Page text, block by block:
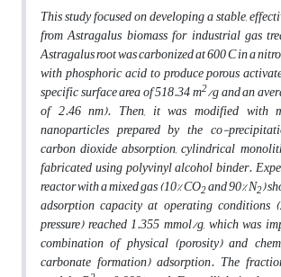
This study focused on developing a stable,
from Astragalus biomass for industrial gas
Astragalus root was carbonized at 600°C in a
with phosphoric acid to produce porous
specific surface area of 518.34 m2/g and an
of 2.46 nm). Then, it was modified with
nanoparticles prepared by the co-
carbon dioxide absorption, cylindrical
fabricated using polyvinyl alcohol binder.
reactor with a mixed gas (10% CO2and 90% N2)
adsorption capacity at operating conditions
pressure) reached 1.355 mmol/g, which was
combination of physical (porosity) and
carbonate formation) adsorption. The